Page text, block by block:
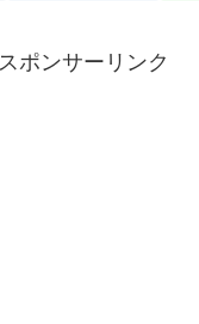
スポンサーリンク